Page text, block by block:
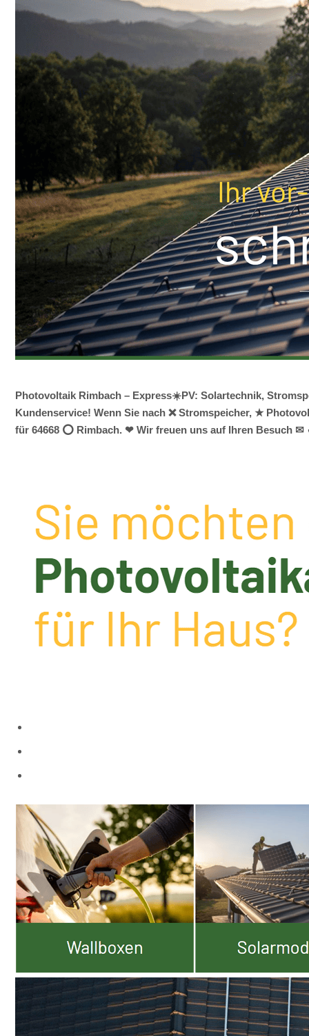
Photovoltaik Rimbach – Express☀️PV️: Solartechnik,
Kundenservice! Wenn Sie nach ❌ Stromspeicher, ★
für 64668 ⭕ Rimbach. ❤ Wir freuen uns auf Ihren Besuch ✉